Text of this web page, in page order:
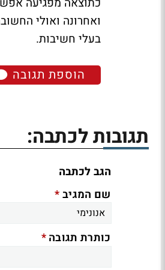
ואחרונה ואולי
בעלי חשיבות.
הוספת תגובה
תגובות לכתבה:
הגב לכתבה
שם המגיב*
כותרת תגובה*